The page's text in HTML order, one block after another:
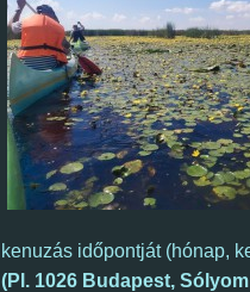
kenuzás időpontját (hónap,
(Pl. 1026 Budapest,